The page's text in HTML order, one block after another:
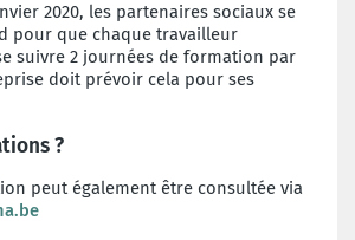
2020, les partenaires sociaux se
pour que chaque travailleur
suivre 2 journées de formation par
doit prévoir cela pour ses
?
peut également être consultée via